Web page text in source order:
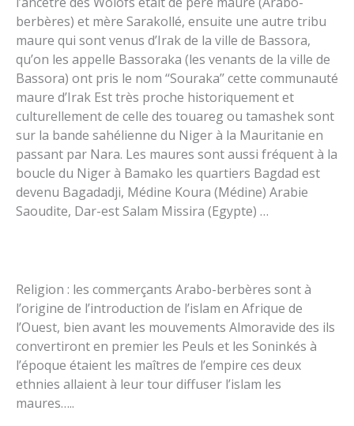
berbères) et mère Sarakollé, ensuite une autre tribu
maure qui sont venus d’Irak de la ville de Bassora,
qu’on les appelle Bassoraka (les venants de la ville de
Bassora) ont pris le nom ‘‘Souraka’’ cette communauté
maure d’Irak Est très proche historiquement et
culturellement de celle des touareg ou tamashek sont
sur la bande sahélienne du Niger à la Mauritanie en
passant par Nara. Les maures sont aussi fréquent à la
boucle du Niger à Bamako les quartiers Bagdad est
devenu Bagadadji, Médine Koura (Médine) Arabie
Saoudite, Dar-est Salam Missira (Egypte) …
Religion : les commerçants Arabo-berbères sont à
l’origine de l’introduction de l’islam en Afrique de
l’Ouest, bien avant les mouvements Almoravide des ils
convertiront en premier les Peuls et les Soninkés à
l’époque étaient les maîtres de l’empire ces deux
ethnies allaient à leur tour diffuser l’islam les
maures…..